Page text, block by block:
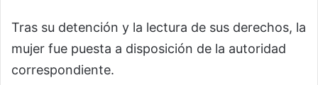
Tras su detención y la lectura de sus derechos, la
mujer fue puesta a disposición de la autoridad
correspondiente.